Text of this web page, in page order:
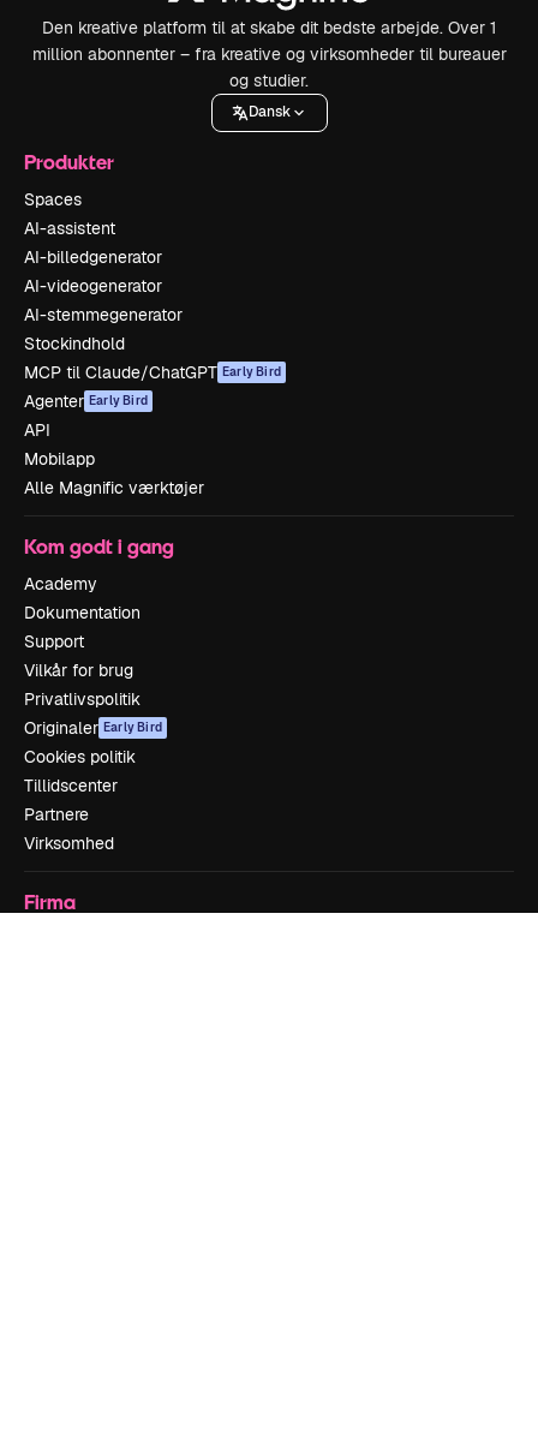
Den kreative platform til at skabe dit bedste arbejde. Over 1
million abonnenter – fra kreative og virksomheder til bureauer
og studier.
Dansk
Produkter
Spaces
AI-assistent
AI-billedgenerator
AI-videogenerator
AI-stemmegenerator
Stockindhold
MCP til Claude/ChatGPT Early Bird
Agenter Early Bird
API
Mobilapp
Alle Magnific værktøjer
Kom godt i gang
Academy
Dokumentation
Support
Vilkår for brug
Privatlivspolitik
Originaler Early Bird
Cookies politik
Tillidscenter
Partnere
Virksomhed
Firma